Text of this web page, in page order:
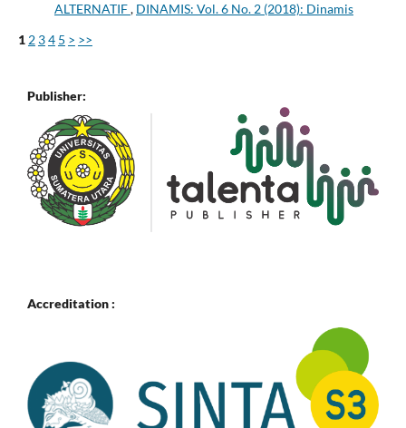
ALTERNATIF, DINAMIS: Vol. 6 No. 2 (2018): Dinamis
1 2 34 5 > >>
Publisher:
Accreditation :